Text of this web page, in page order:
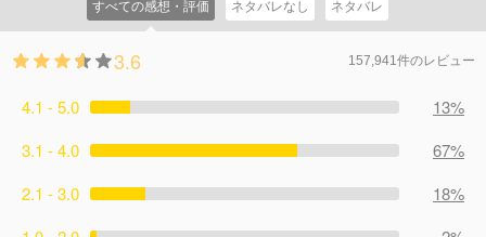
すべての感想・評価 ネタバレなし ネタバレ
3.6 157,941件のレビュー
4.1 - 5.0
13%
3.1 - 4.0
67%
2.1 - 3.0
18%